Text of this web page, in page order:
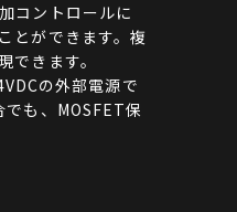
コントロールに
とができます。複
きます。
の外部電源で
も、MOSFET保